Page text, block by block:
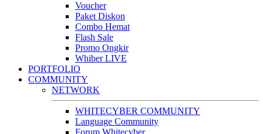
Voucher
Paket Diskon
Combo Hemat
Flash Sale
Promo Ongkir
Whiber LIVE
PORTFOLIO
COMMUNITY
NETWORK
WHITECYBER COMMUNITY
Language Community